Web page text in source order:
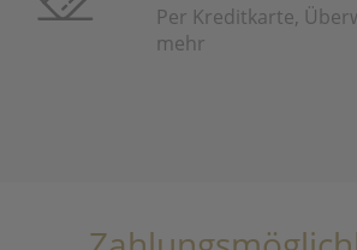
Per Kreditkarte,
mehr